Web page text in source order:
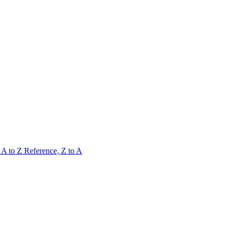
A to Z Reference, Z to A